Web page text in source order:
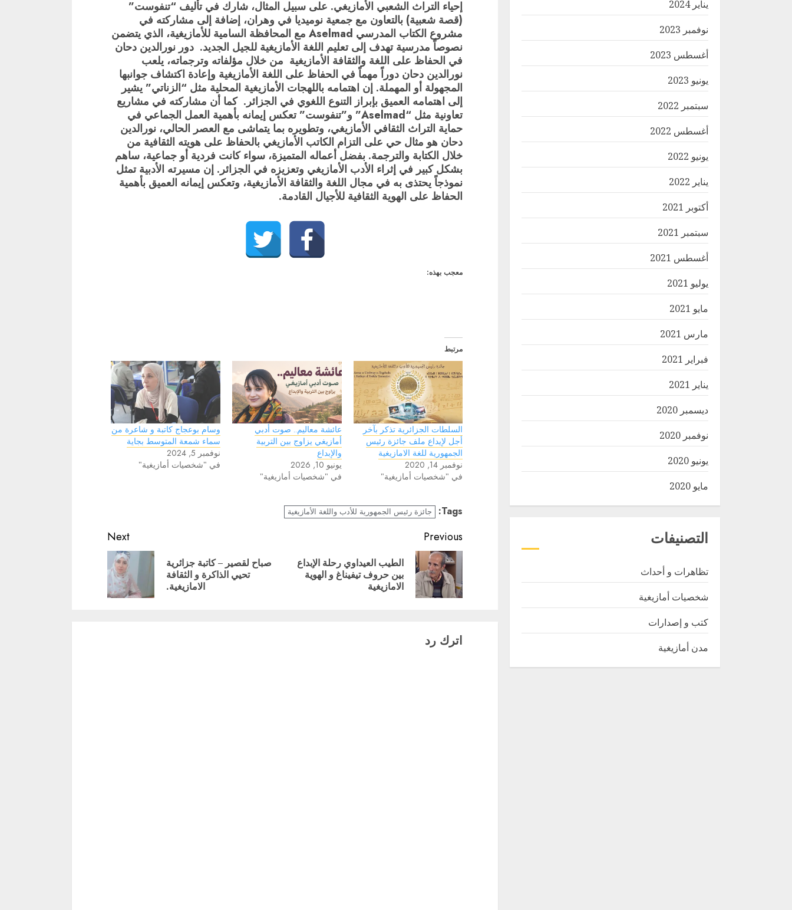
إحياء التراث الشعبي الأمازيغي. على سبيل المثال، شارك في تأليف “تنفوست”
(قصة شعبية) بالتعاون مع جمعية نوميديا في وهران، إضافة إلى مشاركته في
مشروع الكتاب المدرسي Aselmad مع المحافظة السامية للأمازيغية، الذي يتضمن
نصوصاً مدرسية تهدف إلى تعليم اللغة الأمازيغية للجيل الجديد. دور نورالدين دحان
في الحفاظ على اللغة والثقافة الأمازيغية من خلال مؤلفاته وترجماته، يلعب
نورالدين دحان دوراً مهماً في الحفاظ على اللغة الأمازيغية وإعادة اكتشاف جوانبها
المجهولة أو المهملة. إن اهتمامه باللهجات الأمازيغية المحلية مثل “الزناتي” يشير
إلى اهتمامه العميق بإبراز التنوع اللغوي في الجزائر. كما أن مشاركته في مشاريع
تعاونية مثل “Aselmad” و”تنفوست” تعكس إيمانه بأهمية العمل الجماعي في
حماية التراث الثقافي الأمازيغي، وتطويره بما يتماشى مع العصر الحالي، نورالدين
دحان هو مثال حي على التزام الكاتب الأمازيغي بالحفاظ على هويته الثقافية من
خلال الكتابة والترجمة. بفضل أعماله المتميزة، سواء كانت فردية أو جماعية، ساهم
بشكل كبير في إثراء الأدب الأمازيغي وتعزيزه في الجزائر. إن مسيرته الأدبية تمثل
نموذجاً يحتذى به في مجال اللغة والثقافة الأمازيغية، وتعكس إيمانه العميق بأهمية
الحفاظ على الهوية الثقافية للأجيال القادمة.
معجب بهذه:
مرتبط
السلطات الجزائرية تذكر بآخر
أجل لإيداع ملف جائزة رئيس
الجمهورية للغة الامازيغية
نوفمبر 14, 2020
في "شخصيات أمازيغية"
عائشة معاليم.. صوت أدبي
أمازيغي يزاوج بين التربية
والإبداع
يونيو 10, 2026
في "شخصيات أمازيغية"
وسام بوعجاج كاتبة و شاعرة من
سماء شمعة المتوسط بجاية
نوفمبر 5, 2024
في "شخصيات أمازيغية"
Tags: جائزة رئيس الجمهورية للأدب واللغة الأمازيغية
Continue
Reading
Previous
Previous
الطيب العيداوي رحلة الإبداع
بين حروف تيفيناغ و الهوية
الامازيغية
Next
Next
صباح لقصير – كاتبة جزائرية
تحيي الذاكرة و الثقافة
الامازيغية.
اترك رد
يناير 2024
نوفمبر 2023
أغسطس 2023
يونيو 2023
سبتمبر 2022
أغسطس 2022
يونيو 2022
يناير 2022
أكتوبر 2021
سبتمبر 2021
أغسطس 2021
يوليو 2021
مايو 2021
مارس 2021
فبراير 2021
يناير 2021
ديسمبر 2020
نوفمبر 2020
يونيو 2020
مايو 2020
التصنيفات
تظاهرات و أحداث
شخصيات أمازيغية
كتب و إصدارات
مدن أمازيغية